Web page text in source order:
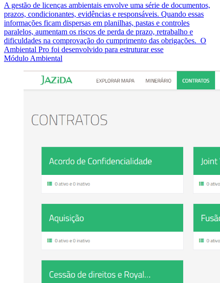
A gestão de licenças ambientais envolve uma série de documentos,
prazos, condicionantes, evidências e responsáveis. Quando essas
informações ficam dispersas em planilhas, pastas e controles
paralelos, aumentam os riscos de perda de prazo, retrabalho e
dificuldades na comprovação do cumprimento das obrigações. O
Ambiental Pro foi desenvolvido para estruturar esse
Módulo Ambiental